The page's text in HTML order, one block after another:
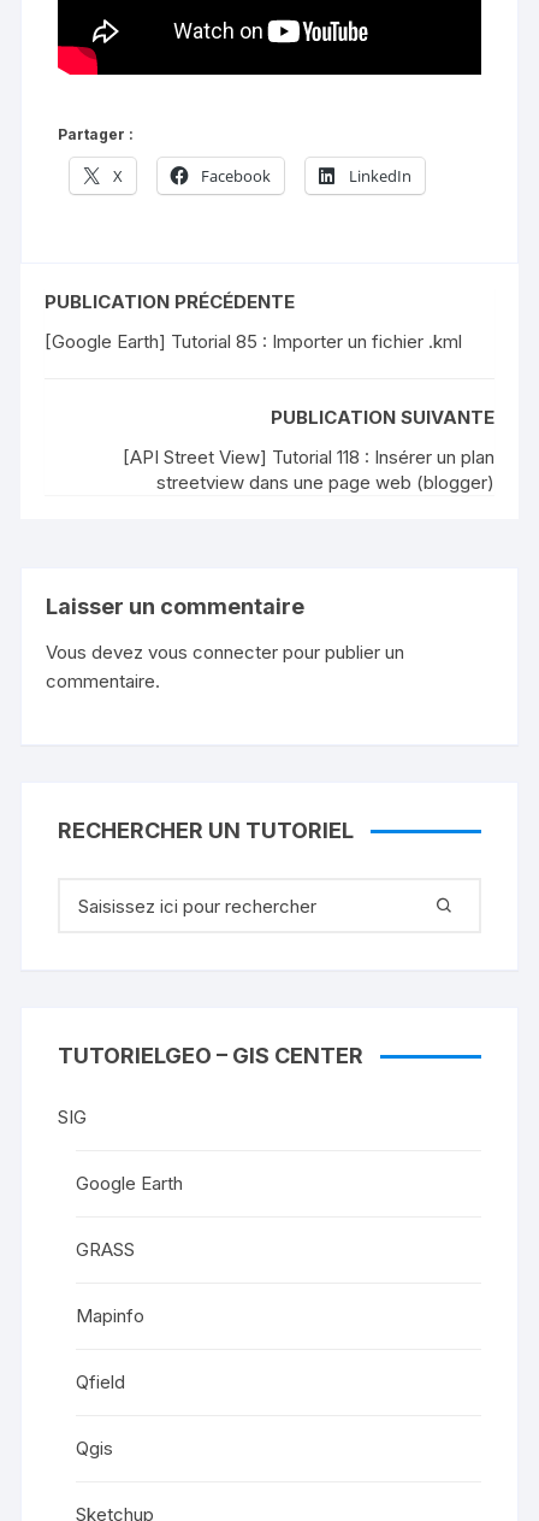
Partager :
X Facebook LinkedIn
PUBLICATION PRÉCÉDENTE
[Google Earth] Tutorial 85 : Importer un fichier .kml
PUBLICATION SUIVANTE
[API Street View] Tutorial 118 : Insérer un plan
streetview dans une page web (blogger)
Laisser un commentaire
Vous devezvous connecter pour publier un
commentaire.
RECHERCHER UN TUTORIEL
pour
TUTORIELGEO – GIS CENTER
SIG
Google Earth
GRASS
Mapinfo
Qfield
Qgis
Sketchup